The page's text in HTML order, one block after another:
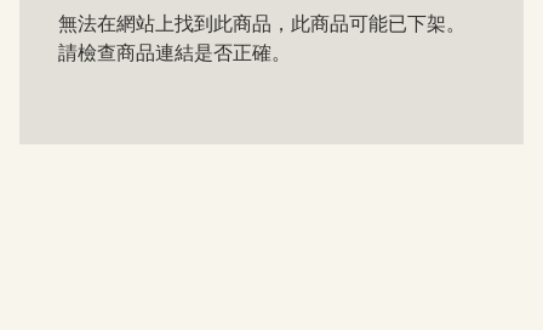
無法在網站上找到此商品，此商品可能已下架。
請檢查商品連結是否正確。